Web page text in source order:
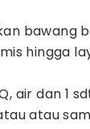
bawang
hingga
air dan 1
atau